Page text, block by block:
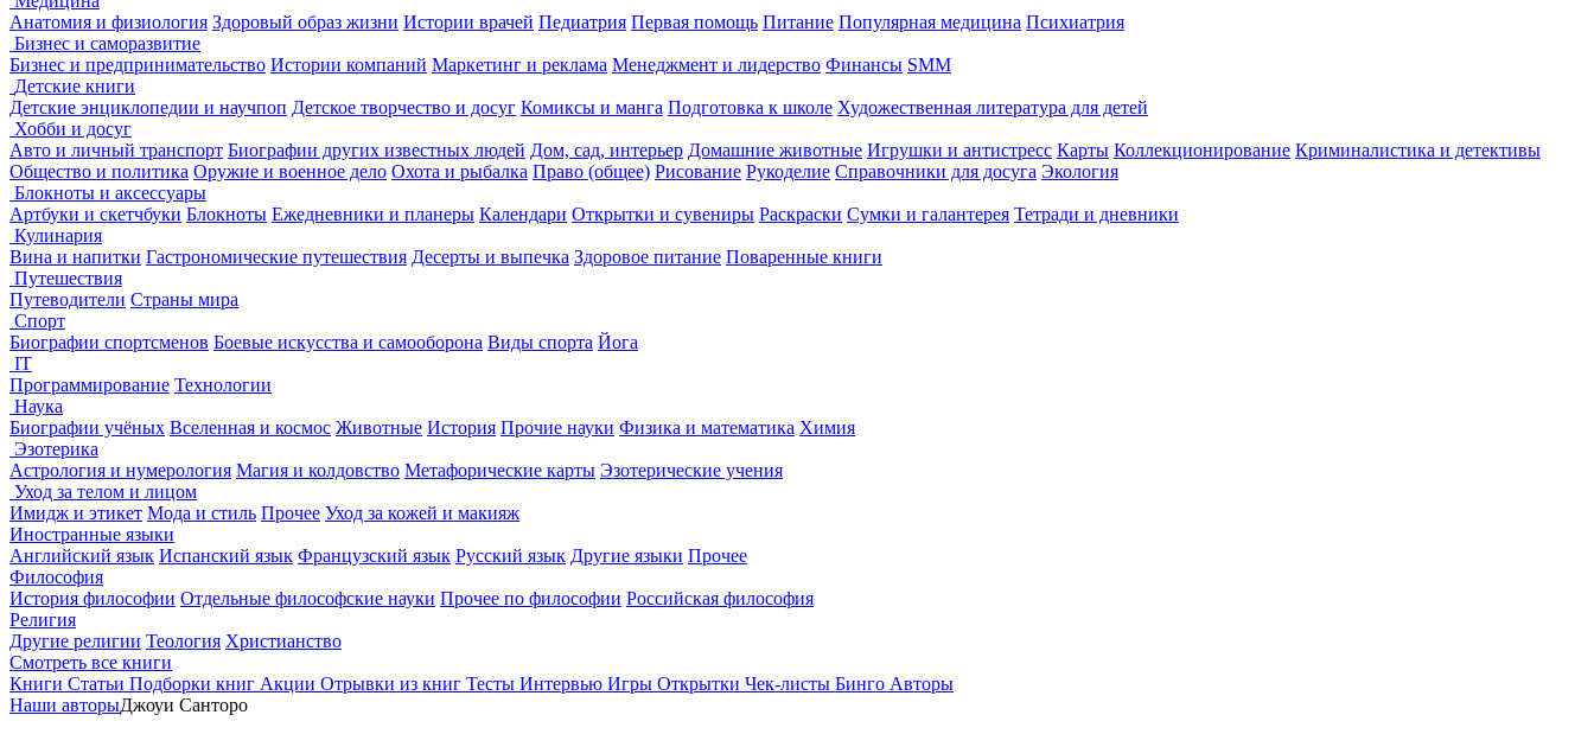
Анатомия и физиология Здоровый образ жизни Истории врачей Педиатрия Первая помощь Питание Популярная медицина Психиатрия
Бизнес и саморазвитие
Бизнес и предпринимательство Истории компаний Маркетинг и реклама Менеджмент и лидерство Финансы SMM
Детские книги
Детские энциклопедии и научпоп Детское творчество и досуг Комиксы и манга Подготовка к школе Художественная литература для детей
Хобби и досуг
Авто и личный транспорт Биографии других известных людей Дом, сад, интерьер Домашние животные Игрушки и антистресс Карты Коллекционирование Криминалистика и детективы
Общество и политика Оружие и военное дело Охота и рыбалка Право (общее) Рисование Рукоделие Справочники для досуга Экология
Блокноты и аксессуары
Артбуки и скетчбуки Блокноты Ежедневники и планеры Календари Открытки и сувениры Раскраски Сумки и галантерея Тетради и дневники
Кулинария
Вина и напитки Гастрономические путешествия Десерты и выпечка Здоровое питание Поваренные книги
Путешествия
Путеводители Страны мира
Спорт
Биографии спортсменов Боевые искусства и самооборона Виды спорта Йога
IT
Программирование Технологии
Наука
Биографии учёных Вселенная и космос Животные История Прочие науки Физика и математика Химия
Эзотерика
Астрология и нумерология Магия и колдовство Метафорические карты Эзотерические учения
Уход за телом и лицом
Имидж и этикет Мода и стиль Прочее Уход за кожей и макияж
Иностранные языки
Английский язык Испанский язык Французский язык Русский язык Другие языки Прочее
Философия
История философии Отдельные философские науки Прочее по философии Российская философия
Религия
Другие религии Теология Христианство
Смотреть все книги
Книги Статьи Подборки книг Акции Отрывки из книг Тесты Интервью Игры Открытки Чек-листы Бинго Авторы
Наши авторыДжоуи Санторо